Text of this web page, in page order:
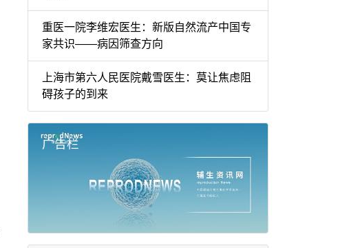
重医一院李维宏医生：新版自然流产中国专
家共识——病因筛查方向
上海市第六人民医院戴雪医生：莫让焦虑阻
碍孩子的到来
广告栏